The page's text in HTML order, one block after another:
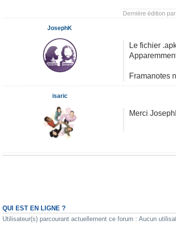
Dernière édition par
Le fichier
Framanotes
JosephK
Merci
isaric
QUI EST EN LIGNE ?
Utilisateur(s) parcourant actuellement ce forum : Aucun